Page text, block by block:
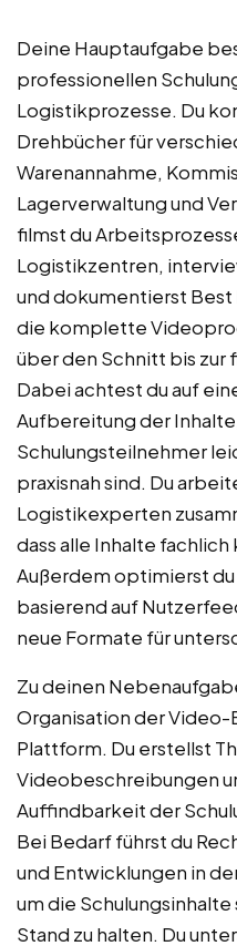
Deine Hauptaufgabe
professionellen
Logistikprozesse. Du
Drehbücher für
Warenannahme,
Lagerverwaltung und
filmst du
Logistikzentren,
und dokumentierst
die komplette
über den Schnitt bis zur
Dabei achtest du auf
Aufbereitung der
Schulungsteilnehmer
praxisnah sind. Du
Logistikexperten
dass alle Inhalte
Außerdem optimierst
basierend auf
neue Formate für
Zu deinen
Organisation der Video-
Plattform. Du erstellst
Videobeschreibungen
Auffindbarkeit der
Bei Bedarf führst du
und Entwicklungen in
um die
Stand zu halten. Du